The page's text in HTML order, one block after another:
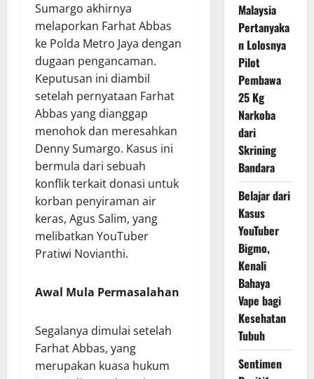
Sumargo akhirnya
melaporkan Farhat Abbas
ke Polda Metro Jaya dengan
dugaan pengancaman.
Keputusan ini diambil
setelah pernyataan Farhat
Abbas yang dianggap
menohok dan meresahkan
Denny Sumargo. Kasus ini
bermula dari sebuah
konflik terkait donasi untuk
korban penyiraman air
keras, Agus Salim, yang
melibatkan YouTuber
Pratiwi Novianthi.
Awal Mula Permasalahan
Segalanya dimulai setelah
Farhat Abbas, yang
merupakan kuasa hukum
Malaysia
Pertanyaka
n Lolosnya
Pilot
Pembawa
25 Kg
Narkoba
dari
Skrining
Bandara
Belajar dari
Kasus
YouTuber
Bigmo,
Kenali
Bahaya
Vape bagi
Kesehatan
Tubuh
Sentimen